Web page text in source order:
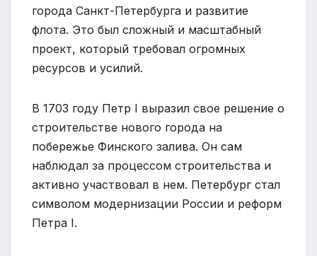
города Санкт-Петербурга и развитие
флота. Это был сложный и масштабный
проект, который требовал огромных
ресурсов и усилий.
В 1703 году Петр I выразил свое решение о
строительстве нового города на
побережье Финского залива. Он сам
наблюдал за процессом строительства и
активно участвовал в нем. Петербург стал
символом модернизации России и реформ
Петра I.